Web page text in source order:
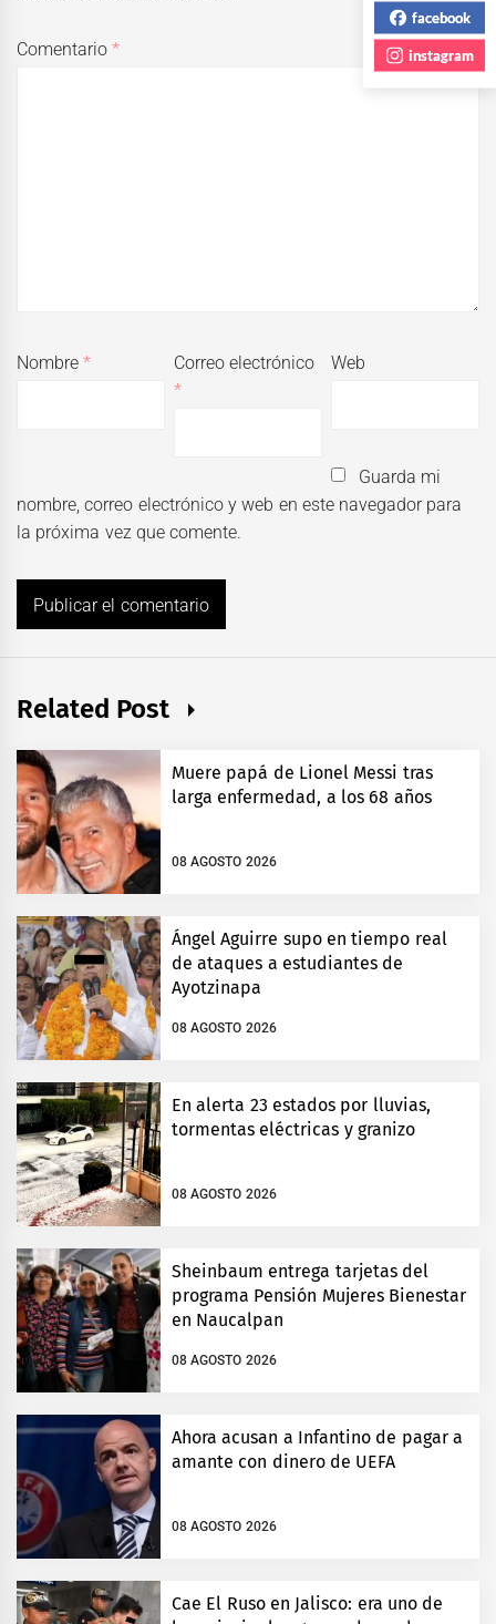
Comentario*
Nombre*
Correo electrónico
*
Web
Guarda mi
nombre, correo electrónico y web en este navegador para
la próxima vez que comente.
Related Post
Muere papá de Lionel Messi tras
larga enfermedad, a los 68 años
08 AGOSTO 2026
Ángel Aguirre supo en tiempo real
de ataques a estudiantes de
Ayotzinapa
08 AGOSTO 2026
En alerta 23 estados por lluvias,
tormentas eléctricas y granizo
08 AGOSTO 2026
Sheinbaum entrega tarjetas del
programa Pensión Mujeres Bienestar
en Naucalpan
08 AGOSTO 2026
Ahora acusan a Infantino de pagar a
amante con dinero de UEFA
08 AGOSTO 2026
Cae El Ruso en Jalisco: era uno de
facebook
instagram